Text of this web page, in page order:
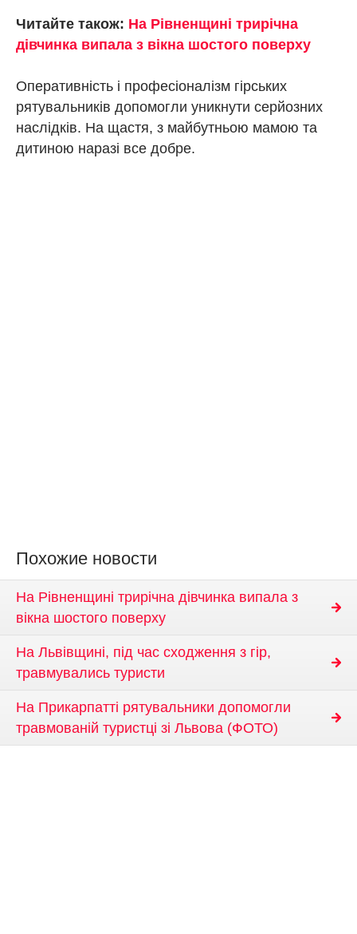
Читайте також: На Рівненщині трирічна
дівчинка випала з вікна шостого поверху
Оперативність і професіоналізм гірських
рятувальників допомогли уникнути серйозних
наслідків. На щастя, з майбутньою мамою та
дитиною наразі все добре.
Похожие новости
На Рівненщині трирічна дівчинка випала з
вікна шостого поверху
На Львівщині, під час сходження з гір,
травмувались туристи
На Прикарпатті рятувальники допомогли
травмованій туристці зі Львова (ФОТО)